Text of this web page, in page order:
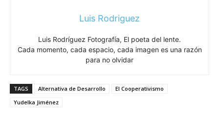
Luis Rodriguez
Luis Rodríguez Fotografía, El poeta del lente.
Cada momento, cada espacio, cada imagen es una razón
para no olvidar
TAGS Alternativa de Desarrollo
El Cooperativismo
Yudelka Jiménez